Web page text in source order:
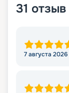
31 отзыв
7 августа 2026